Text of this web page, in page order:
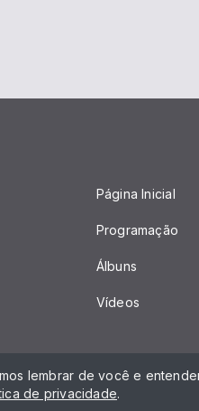
Página Inicial
Programação
Álbuns
Vídeos
lembrar de você e
de privacidade.